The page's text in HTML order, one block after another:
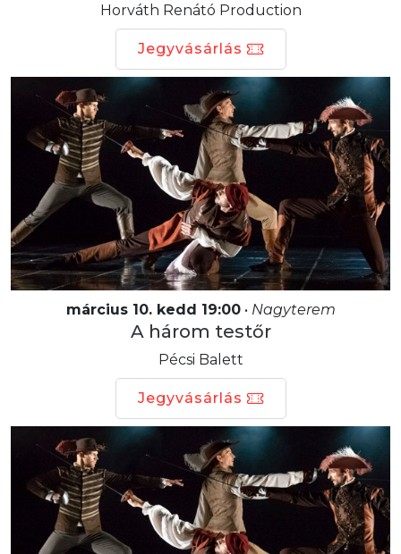
Horváth Renátó Production
Jegyvásárlás
március 10. kedd 19:00• Nagyterem
A három testőr
Pécsi Balett
Jegyvásárlás